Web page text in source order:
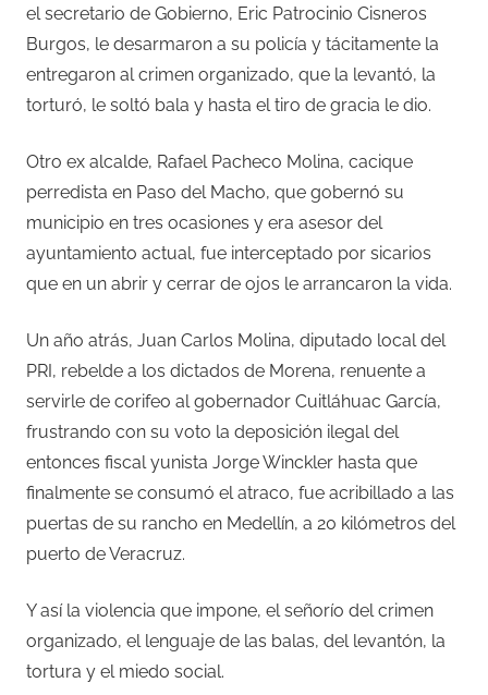
el secretario de Gobierno, Eric Patrocinio Cisneros
Burgos, le desarmaron a su policía y tácitamente la
entregaron al crimen organizado, que la levantó, la
torturó, le soltó bala y hasta el tiro de gracia le dio.
Otro ex alcalde, Rafael Pacheco Molina, cacique
perredista en Paso del Macho, que gobernó su
municipio en tres ocasiones y era asesor del
ayuntamiento actual, fue interceptado por sicarios
que en un abrir y cerrar de ojos le arrancaron la vida.
Un año atrás, Juan Carlos Molina, diputado local del
PRI, rebelde a los dictados de Morena, renuente a
servirle de corifeo al gobernador Cuitláhuac García,
frustrando con su voto la deposición ilegal del
entonces fiscal yunista Jorge Winckler hasta que
finalmente se consumó el atraco, fue acribillado a las
puertas de su rancho en Medellín, a 20 kilómetros del
puerto de Veracruz.
Y así la violencia que impone, el señorío del crimen
organizado, el lenguaje de las balas, del levantón, la
tortura y el miedo social.